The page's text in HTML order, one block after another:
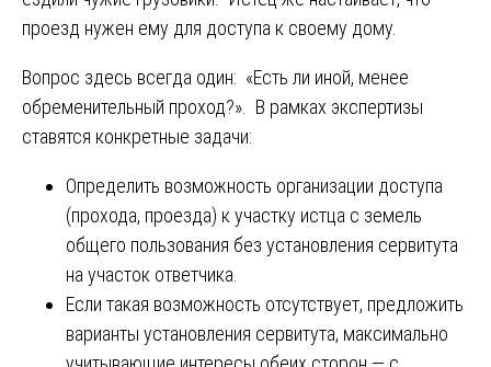
проезд нужен ему для доступа к своему дому.
Вопрос здесь всегда один: «Есть ли иной, менее
обременительный проход?». В рамках экспертизы
ставятся конкретные задачи:
Определить возможность организации доступа
(прохода, проезда) к участку истца с земель
общего пользования без установления сервитута
на участок ответчика.
Если такая возможность отсутствует, предложить
варианты установления сервитута, максимально